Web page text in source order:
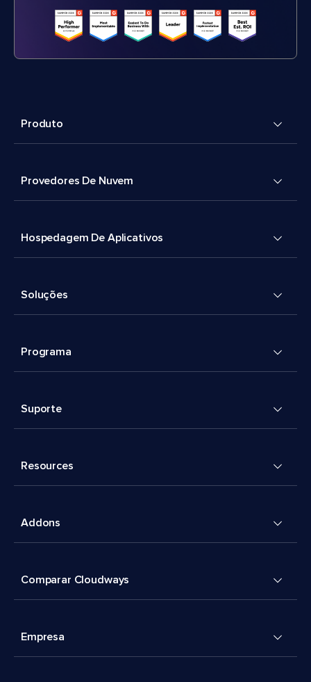
Produto
Provedores De Nuvem
Hospedagem De Aplicativos
Soluções
Programa
Suporte
Resources
Addons
Comparar Cloudways
Empresa